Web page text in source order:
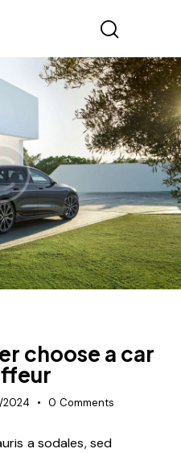
choose a car
2024 0 Comments
a sodales, sed